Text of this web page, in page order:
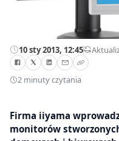
10 sty 2013, 12:45—
2 minuty czytania
Firma iiyama
monitorów